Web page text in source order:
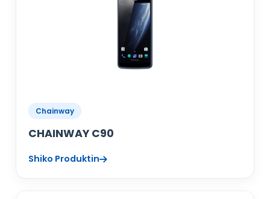
Chainway
CHAINWAY C90
Shiko Produktin